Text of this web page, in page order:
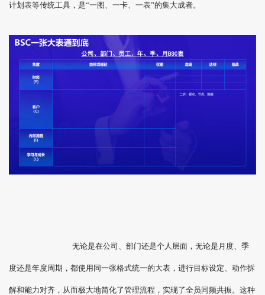
计划表等传统工具，是“一图、一卡、一表”的集大成者。
无论是在公司、部门还是个人层面，无论是月度、季
度还是年度周期，都使用同一张格式统一的大表，进行目标设定、动作拆
解和能力对齐，从而极大地简化了管理流程，实现了全员同频共振。这种